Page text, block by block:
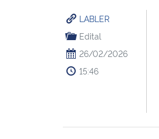
LABLER
Edital
26/02/2026
15:46